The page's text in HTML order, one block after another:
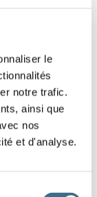
le
notre trafic.
ainsi que
nos
et d'analyse.